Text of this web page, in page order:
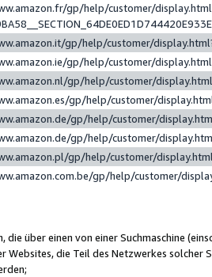
gp/help/customer/
gp/help/customer/
gp/help/customer/
gp/help/customer/
gp/help/customer/
gp/help/customer/
gp/help/customer/
gp/help/customer/
gp/help/customer/
die über einen von einer Suchmaschine
die Teil des Netzwerkes solcher